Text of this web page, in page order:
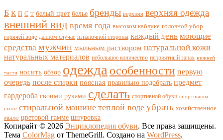
Б К П С Т белый цвет белье бренды верхняя верхняя одежда
внешний вид время года высоком каблуке головной убор
горячей воде данном случае изнаночной стороны каждый день моющие
средства мужчин мыльным раствором натуральной кожи
натуральных материалов небольшое количество неприятный запах нижней
части носить обзор одежда особенности первую
очередь после стирки поясная правильно подобрать предмет
гардероба своими руками сделать спортивной обуви спортивном
стиле стиральной машине теплой воде убрать хозяйственное
мыло цветовой гамме шнуровка
Копирайт © 2026 Энциклопедия обуви. Все права защищены.
Тема ColorMag от ThemeGrill. Создано на WordPress.